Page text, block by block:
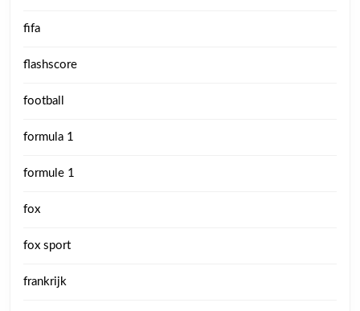
fifa
flashscore
football
formula 1
formule 1
fox
fox sport
frankrijk